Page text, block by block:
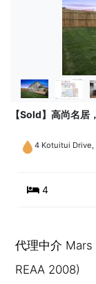
【Sold】高尚名
4 Kotuitui Drive,
4
代理中介
REAA 2008)